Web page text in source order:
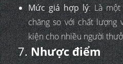
Mức giá hợp lý: Là một
chăng so với chất lượng
kiện cho nhiều người
7.Nhược điểm